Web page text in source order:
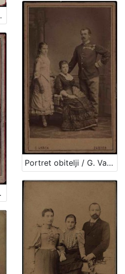
Standl
u Zagrebu
Portret obitelji / G. Varga